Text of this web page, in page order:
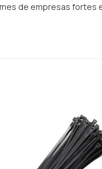
de empresas